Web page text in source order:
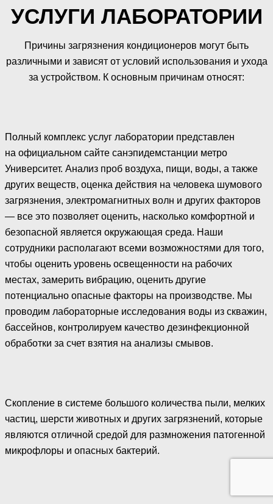
УСЛУГИ ЛАБОРАТОРИИ
Причины загрязнения кондиционеров могут быть
различными и зависят от условий использования и ухода
за устройством. К основным причинам относят:
Полный комплекс услуг лаборатории представлен
на официальном сайте санэпидемстанции метро
Университет. Анализ проб воздуха, пищи, воды, а также
других веществ, оценка действия на человека шумового
загрязнения, электромагнитных волн и других факторов
— все это позволяет оценить, насколько комфортной и
безопасной является окружающая среда. Наши
сотрудники располагают всеми возможностями для того,
чтобы оценить уровень освещенности на рабочих
местах, замерить вибрацию, оценить другие
потенциально опасные факторы на производстве. Мы
проводим лабораторные исследования воды из скважин,
бассейнов, контролируем качество дезинфекционной
обработки за счет взятия на анализы смывов.
Скопление в системе большого количества пыли, мелких
частиц, шерсти животных и других загрязнений, которые
являются отличной средой для размножения патогенной
микрофлоры и опасных бактерий.